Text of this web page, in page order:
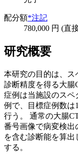
配分額*注記
780,000 円 (直
研究概要
本研究の目的は、ス
診断精度を得る大腸
症例は当施設のスペ
例で、目標症例数は
行う。 通常の大腸
番号画像で病変検出
を含む診断能を算
する。